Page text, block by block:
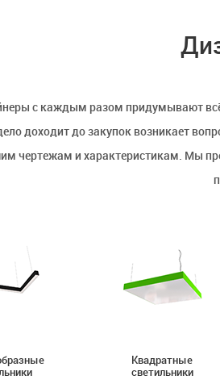
с каждым разом придумывают всё
доходит до закупок возникает
чертежам и характеристикам. Мы
Квадратные
светильники